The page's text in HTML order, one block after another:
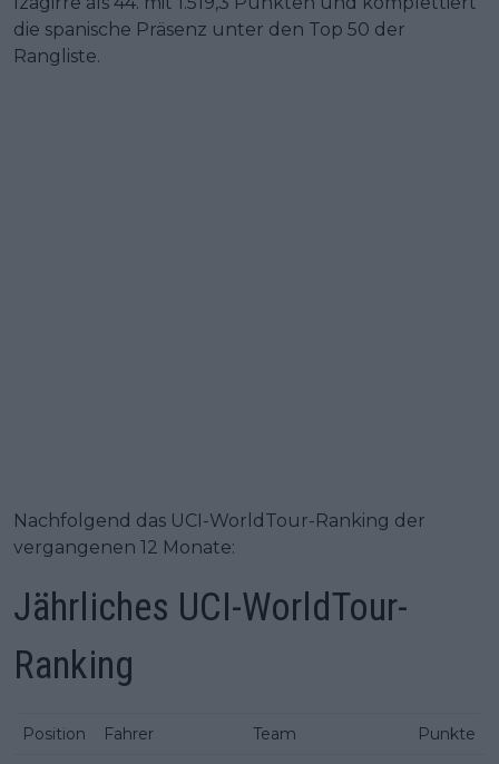
die spanische Präsenz unter den Top 50 der
Rangliste.
Nachfolgend das UCI-WorldTour-Ranking der
vergangenen 12 Monate:
Jährliches UCI-WorldTour-
Ranking
Position Fahrer Team Punkte